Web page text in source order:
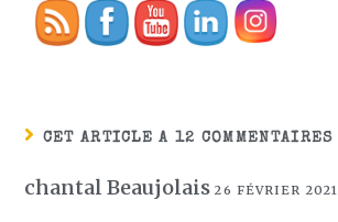
CET ARTICLE A 12 COMMENTAIRES
chantal Beaujolais26 FÉVRIER 2021